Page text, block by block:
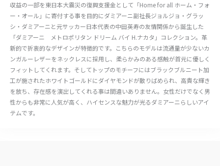
収益の一部を東日本大震災の復興支援金として「Home for all ホーム・フォ
ー・オール」に寄付する事を目的にダミアーニ副社長ジョルジョ・グラッ
シ・ダミアーニと元サッカー日本代表の中田英寿の友情関係から誕生した
「ダミアーニ メトロポリタン ドリーム バイ H.ナカタ」コレクション。革
新的で折衷的なデザインが特徴的です。こちらのモデルは流通量が少ないカ
ンガルーレザーをネックレスに採用し、柔らかみのある感触が首元に優しく
フィットしてくれます。そしてトップのモチーフにはブラックブルニート加
工が施されたホワイトゴールドにダイヤモンドが散りばめられ、高貴な輝き
を放ち、存在感を演出してくれる事は間違いありません。女性だけでなく男
性からも非常に人気が高く、ハイセンスな魅力が光るダミアーニらしいアイ
テムです。